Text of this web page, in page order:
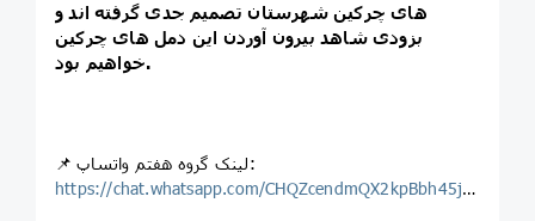
های چرکین شهرستان تصمیم جدی گرفته اند و
بزودی شاهد بیرون آوردن این دمل های چرکین
خواهیم بود.
📌 لینک گروه هفتم واتساپ:
https://chat.whatsapp.com/CHQZcendmQX2kpBbh45jgA